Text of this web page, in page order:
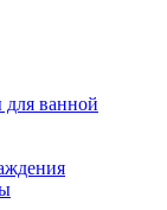
для ванной